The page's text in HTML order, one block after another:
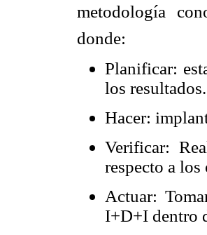
metodología
donde:
Planificar:
los resultados.
Hacer:
Verificar:
respecto a
Actuar:
I+D+I dentro